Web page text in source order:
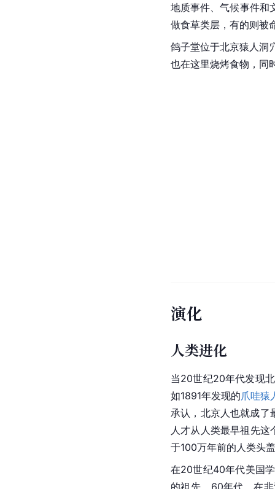
地质事件、气候事件和
做食草类层，有的则被
鸽子堂位于北京猿人洞
也在这里烧烤食物，同
演化
人类进化
当20世纪20年代发现
如1891年发现的爪哇猿
承认，北京人也就成了
人才从人类最早祖先
于100万年前的人类头
在20世纪40年代美国